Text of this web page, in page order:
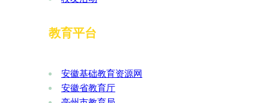
教育平台
安徽基础教育资源网
安徽省教育厅